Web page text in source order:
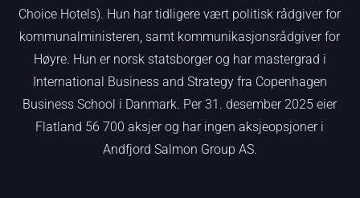
Choice Hotels). Hun har tidligere vært politisk rådgiver for
kommunalministeren, samt kommunikasjonsrådgiver for
Høyre. Hun er norsk statsborger og har mastergrad i
International Business and Strategy fra Copenhagen
Business School i Danmark. Per 31. desember 2025 eier
Flatland 56 700 aksjer og har ingen aksjeopsjoner i
Andfjord Salmon Group AS.